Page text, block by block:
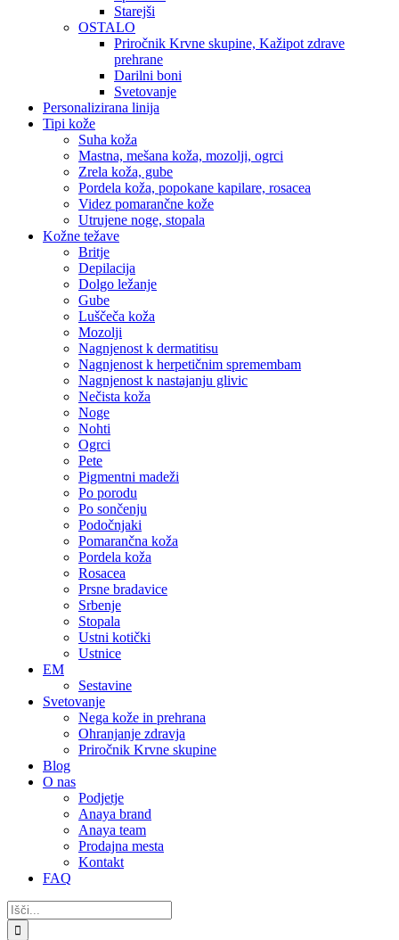
Starejši
OSTALO
Priročnik Krvne skupine, Kažipot zdrave
prehrane
Darilni boni
Svetovanje
Personalizirana linija
Tipi kože
Suha koža
Mastna, mešana koža, mozolji, ogrci
Zrela koža, gube
Pordela koža, popokane kapilare, rosacea
Videz pomarančne kože
Utrujene noge, stopala
Kožne težave
Britje
Depilacija
Dolgo ležanje
Gube
Luščeča koža
Mozolji
Nagnjenost k dermatitisu
Nagnjenost k herpetičnim spremembam
Nagnjenost k nastajanju glivic
Nečista koža
Noge
Nohti
Ogrci
Pete
Pigmentni madeži
Po porodu
Po sončenju
Podočnjaki
Pomarančna koža
Pordela koža
Rosacea
Prsne bradavice
Srbenje
Stopala
Ustni kotički
Ustnice
EM
Sestavine
Svetovanje
Nega kože in prehrana
Ohranjanje zdravja
Priročnik Krvne skupine
Blog
O nas
Podjetje
Anaya brand
Anaya team
Prodajna mesta
Kontakt
FAQ
Search
for: